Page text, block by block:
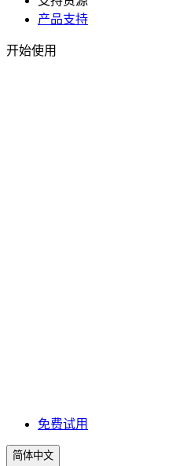
产品支持
开始使用
免费试用
简体中文